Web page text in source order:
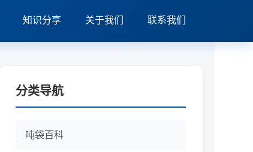
知识分享 关于我们 联系我们
分类导航
吨袋百科